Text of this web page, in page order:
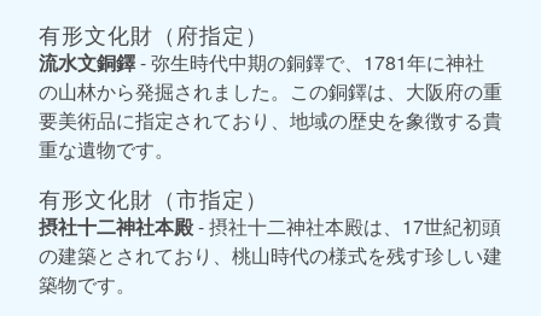
有形文化財（府指定）
流水文銅鐸- 弥生時代中期の銅鐸で、1781年に神社
の山林から発掘されました。この銅鐸は、大阪府の重
要美術品に指定されており、地域の歴史を象徴する貴
重な遺物です。
有形文化財（市指定）
摂社十二神社本殿- 摂社十二神社本殿は、17世紀初頭
の建築とされており、桃山時代の様式を残す珍しい建
築物です。